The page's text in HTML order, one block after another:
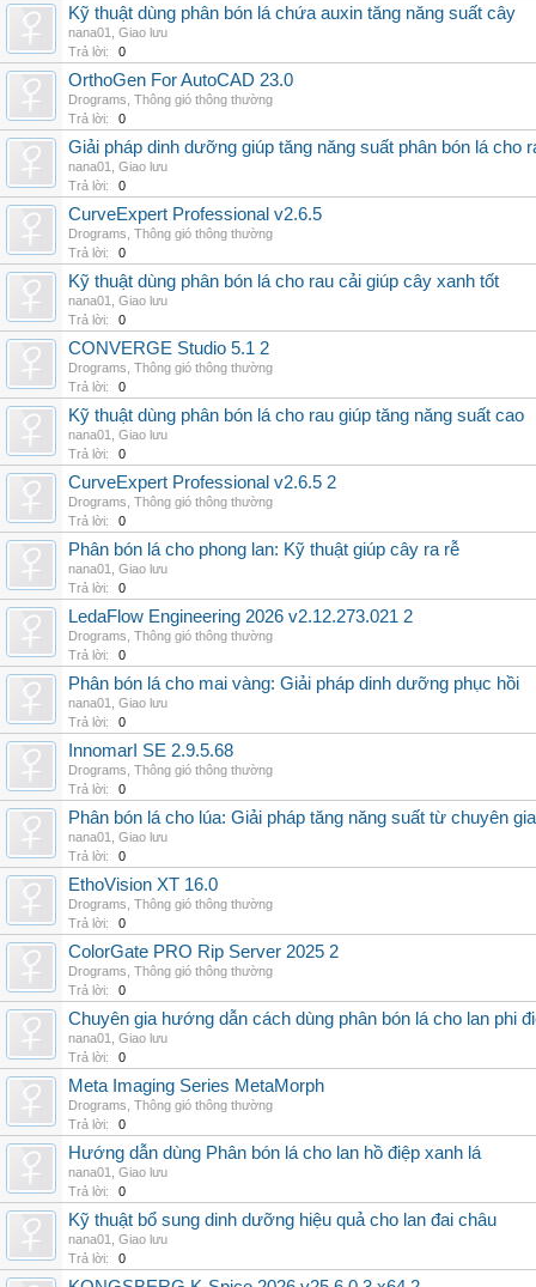
Kỹ thuật dùng phân bón lá chứa auxin tăng năng suất cây
nana01
Giao lưu
Trả lời:
0
OrthoGen For AutoCAD 23.0
Drograms Thông gió thông thường
Trả lời:
0
Giải pháp dinh dưỡng giúp tăng năng suất phân bón lá cho
nana01
Giao lưu
Trả lời:
0
CurveExpert Professional v2.6.5
Drograms Thông gió thông thường
Trả lời:
0
Kỹ thuật dùng phân bón lá cho rau cải giúp cây xanh tốt
nana01
Giao lưu
Trả lời:
0
CONVERGE Studio 5.1 2
Drograms Thông gió thông thường
Trả lời:
0
Kỹ thuật dùng phân bón lá cho rau giúp tăng năng suất cao
nana01
Giao lưu
Trả lời:
0
CurveExpert Professional v2.6.5 2
Drograms Thông gió thông thường
Trả lời:
0
Phân bón lá cho phong lan: Kỹ thuật giúp cây ra rễ
nana01
Giao lưu
Trả lời:
0
LedaFlow Engineering 2026 v2.12.273.021 2
Drograms Thông gió thông thường
Trả lời:
0
Phân bón lá cho mai vàng: Giải pháp dinh dưỡng phục hồi
nana01
Giao lưu
Trả lời:
0
InnomarI SE 2.9.5.68
Drograms Thông gió thông thường
Trả lời:
0
Phân bón lá cho lúa: Giải pháp tăng năng suất từ chuyên gia
nana01
Giao lưu
Trả lời:
0
EthoVision XT 16.0
Drograms Thông gió thông thường
Trả lời:
0
ColorGate PRO Rip Server 2025 2
Drograms Thông gió thông thường
Trả lời:
0
Chuyên gia hướng dẫn cách dùng phân bón lá cho lan phi
nana01
Giao lưu
Trả lời:
0
Meta Imaging Series MetaMorph
Drograms Thông gió thông thường
Trả lời:
0
Hướng dẫn dùng Phân bón lá cho lan hồ điệp xanh lá
nana01
Giao lưu
Trả lời:
0
Kỹ thuật bổ sung dinh dưỡng hiệu quả cho lan đai châu
nana01
Giao lưu
Trả lời:
0